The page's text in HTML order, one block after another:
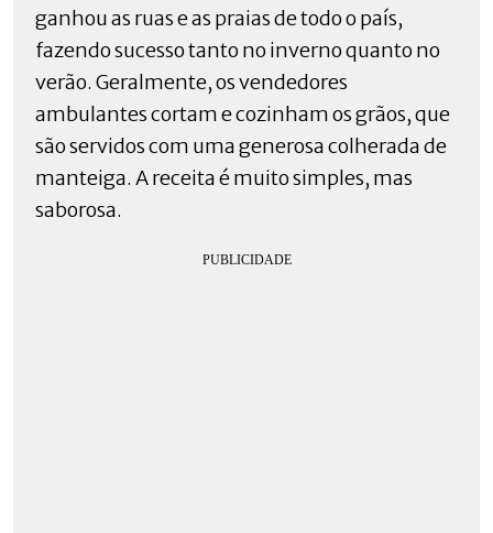
ganhou as ruas e as praias de todo o país,
fazendo sucesso tanto no inverno quanto no
verão. Geralmente, os vendedores
ambulantes cortam e cozinham os grãos, que
são servidos com uma generosa colherada de
manteiga. A receita é muito simples, mas
saborosa.